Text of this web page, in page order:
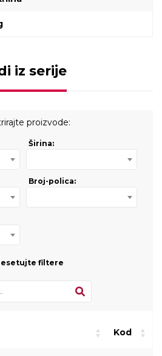
iz serije
proizvode:
Širina:
Broj-polica:
filtere
Kod